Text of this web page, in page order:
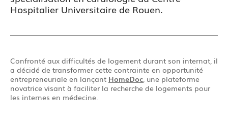
Hospitalier Universitaire de Rouen.
Confronté aux difficultés de logement durant son internat, il
a décidé de transformer cette contrainte en opportunité
entrepreneuriale en lançant HomeDoc, une plateforme
novatrice visant à faciliter la recherche de logements pour
les internes en médecine.